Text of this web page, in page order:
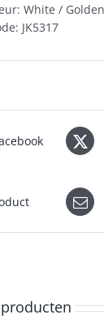
White /
JK5317